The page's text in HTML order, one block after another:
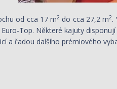
od cca 17 m2 do cca 27,2 m2.
Top. Některé kajuty
a řadou dalšího prémiového